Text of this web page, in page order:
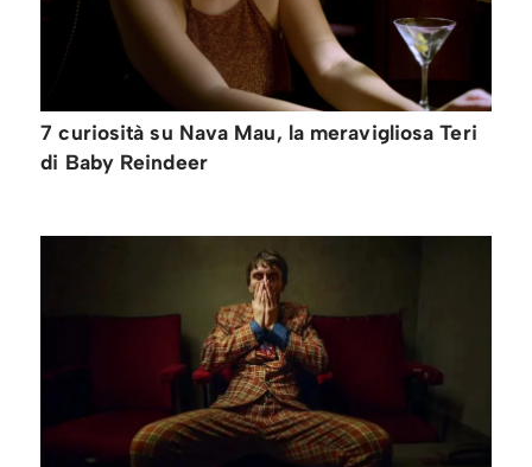
7 curiosità su Nava Mau, la meravigliosa Teri
di Baby Reindeer